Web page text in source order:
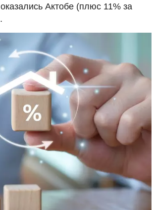
Актобе (плюс 11% за